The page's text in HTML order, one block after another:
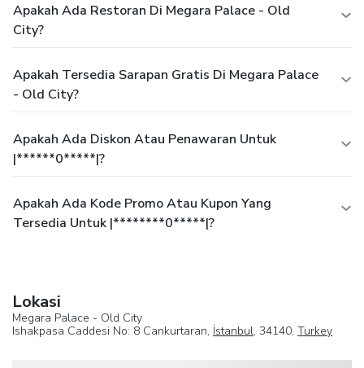
Apakah Ada Restoran Di Megara Palace - Old
City?
Apakah Tersedia Sarapan Gratis Di Megara Palace
- Old City?
Apakah Ada Diskon Atau Penawaran Untuk
|******0*****|?
Apakah Ada Kode Promo Atau Kupon Yang
Tersedia Untuk |********0*****|?
Lokasi
Megara Palace - Old City
Ishakpasa Caddesi No: 8 Cankurtaran, İstanbul, 34140, Turkey